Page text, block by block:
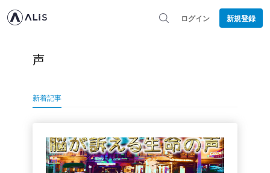
ログイン 新規登録
声
新着記事